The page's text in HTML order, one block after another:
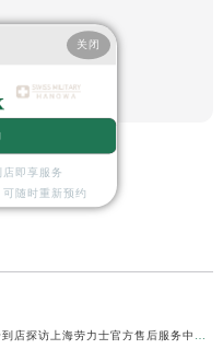
亲身到店探访上海劳力士官方售后服务中心｜地址与联系电话（2026年7月最新）
关闭
即享服务
随时重新预约